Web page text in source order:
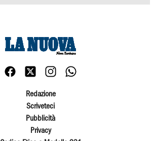
Redazione
Scriveteci
Pubblicità
Privacy